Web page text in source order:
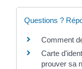
Questions ?
Comment
Carte
prouver sa